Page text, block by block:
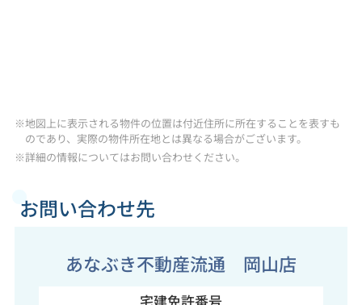
※地図上に表示される物件の位置は付近住所に所在することを表すも
のであり、実際の物件所在地とは異なる場合がございます。
※詳細の情報についてはお問い合わせください。
お問い合わせ先
あなぶき不動産流通 岡山店
宅建免許番号